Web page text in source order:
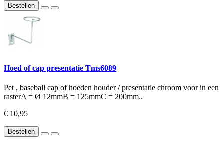
Bestellen
Hoed of cap presentatie Tms6089
Pet , baseball cap of hoeden houder / presentatie chroom voor in een
rasterA = Ø 12mmB = 125mmC = 200mm..
€ 10,95
Bestellen